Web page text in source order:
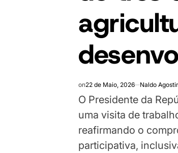
on22 de Maio, 2026 Naldo
O Presidente da
uma visita de
reafirmando o
participativa,